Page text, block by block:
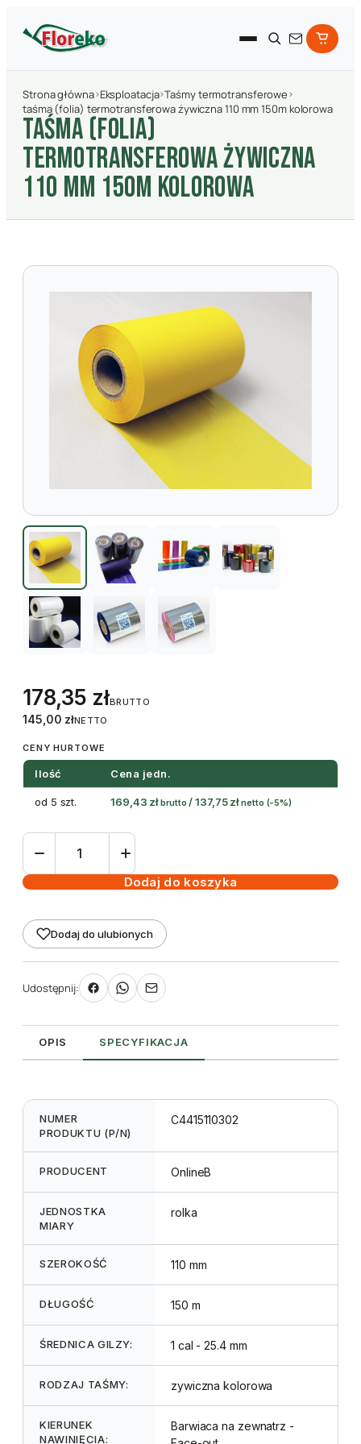
Strona główna›Eksploatacja›Taśmy termotransferowe›
taśma (folia) termotransferowa żywiczna 110 mm 150m kolorowa
TAśMA (FOLIA)
TERMOTRANSFEROWA żYWICZNA
110 MM 150M KOLOROWA
178,35 złBRUTTO
145,00 złNETTO
CENY HURTOWE
Ilość Cena jedn.
od 5 szt. 169,43 zł brutto /137,75zł netto (-5%)
ilość
(folia)
żywiczna
110
mm
150m
kolorowa
Dodaj do koszyka
Dodaj do ulubionych
Udostępnij:
OPIS SPECYFIKACJA
NUMER
PRODUKTU (P/N)
C4415110302
PRODUCENT OnlineB
JEDNOSTKA
MIARY
rolka
SZEROKOŚĆ 110 mm
DŁUGOŚĆ 150 m
ŚREDNICA GILZY: 1 cal - 25.4 mm
RODZAJ TAŚMY: zywiczna kolorowa
KIERUNEK
NAWINIĘCIA:
Barwiaca na zewnatrz -